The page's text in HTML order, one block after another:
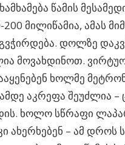
წამის
მილიწამია, ამას
დოლზე
მოვახდინოთ.
ხოლმე
აკრეფა შეუძლია
ხოლო სწრაფი
ახერხებენ – ამ დროს